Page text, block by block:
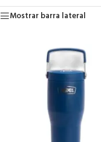
Mostrar barra lateral